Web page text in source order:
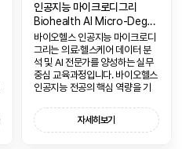
인공지능 마이크로디그리
Biohealth AI Micro-Degree
바이오헬스 인공지능 마이크로디
그리는 의료·헬스케어 데이터 분
석 및 AI 전문가를 양성하는 실무
중심 교육과정입니다. 바이오헬스
인공지능 전공의 핵심 역량을 기
러닝, 의료 AI 개발에 필요한 실무
능력을 함양합니다.
자세히보기